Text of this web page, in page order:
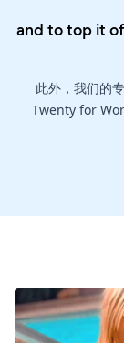
and to top it
此外，我们的
Twenty for